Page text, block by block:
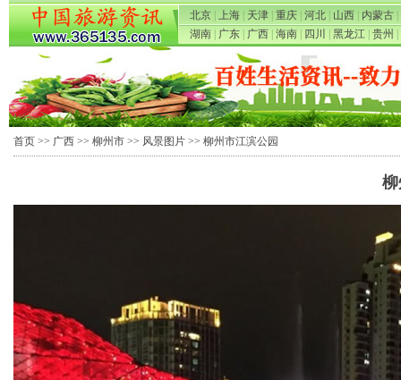
北京 上海 天津 重庆 河北 山西 内蒙古
湖南
广东 广西 海南 四川 黑龙江 贵州
首页 >> 广西 >> 柳州市 >> 风景图片 >> 柳州市江滨公园